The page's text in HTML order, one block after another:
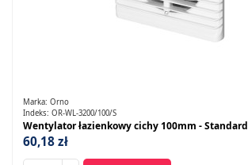
Marka: Orno
Indeks: OR-WL-3200/100/S
Wentylator łazienkowy cichy 100mm - Standard
60,18 zł